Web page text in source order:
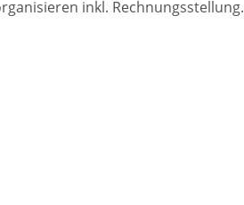
inkl. Rechnungsstellung.